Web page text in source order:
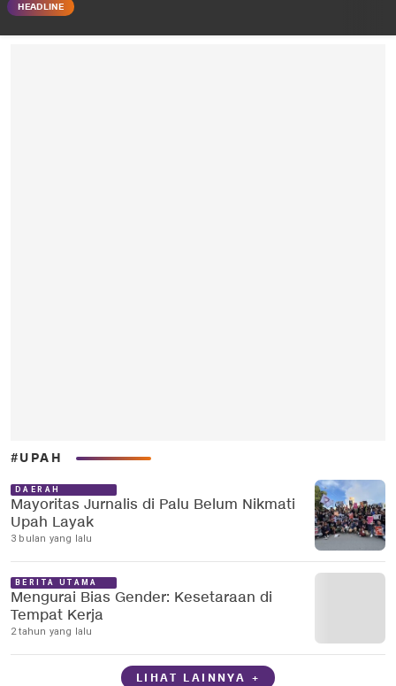
HEADLINE
#UPAH
DAERAH
Mayoritas Jurnalis di Palu Belum Nikmati
Upah Layak
3 bulan yang lalu
BERITA UTAMA
Mengurai Bias Gender: Kesetaraan di
Tempat Kerja
2 tahun yang lalu
LIHAT LAINNYA +